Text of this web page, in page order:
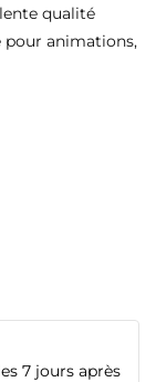
qualité
animations,
7 jours après